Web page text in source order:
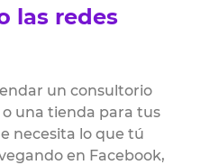
las redes
un consultorio
una tienda para tus
necesita lo que tú
en Facebook,